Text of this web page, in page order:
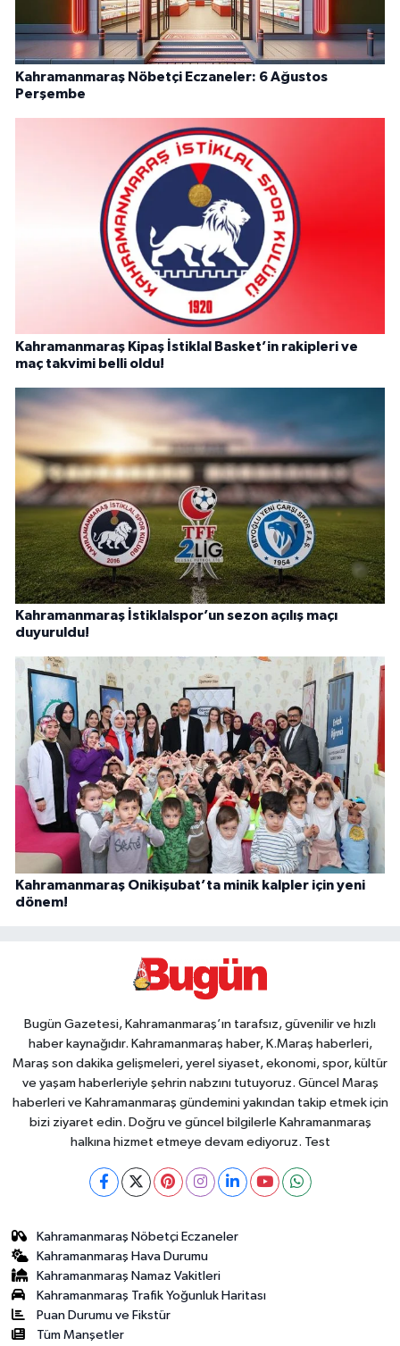
Kahramanmaraş Nöbetçi Eczaneler: 6 Ağustos
Perşembe
Kahramanmaraş Kipaş İstiklal Basket’in rakipleri ve
maç takvimi belli oldu!
Kahramanmaraş İstiklalspor’un sezon açılış maçı
duyuruldu!
Kahramanmaraş Onikişubat’ta minik kalpler için yeni
dönem!
Bugün Gazetesi, Kahramanmaraş’ın tarafsız, güvenilir ve hızlı
haber kaynağıdır. Kahramanmaraş haber, K.Maraş haberleri,
Maraş son dakika gelişmeleri, yerel siyaset, ekonomi, spor, kültür
ve yaşam haberleriyle şehrin nabzını tutuyoruz. Güncel Maraş
haberleri ve Kahramanmaraş gündemini yakından takip etmek için
bizi ziyaret edin. Doğru ve güncel bilgilerle Kahramanmaraş
halkına hizmet etmeye devam ediyoruz. Test
Kahramanmaraş Nöbetçi Eczaneler
Kahramanmaraş Hava Durumu
Kahramanmaraş Namaz Vakitleri
Kahramanmaraş Trafik Yoğunluk Haritası
Puan Durumu ve Fikstür
Tüm Manşetler